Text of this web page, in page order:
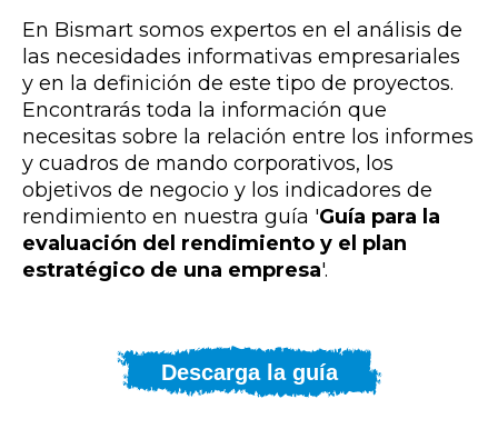
En Bismart somos expertos en el análisis de
las necesidades informativas empresariales
y en la definición de este tipo de proyectos.
Encontrarás toda la información que
necesitas sobre la relación entre los informes
y cuadros de mando corporativos, los
objetivos de negocio y los indicadores de
rendimiento en nuestra guía 'Guía para la
evaluación del rendimiento y el plan
estratégico de una empresa'.
Descarga la guía